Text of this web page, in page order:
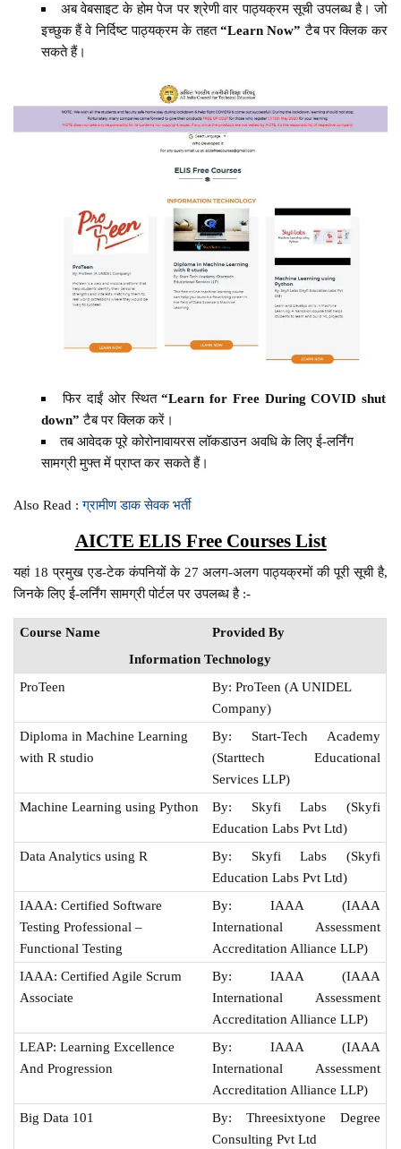
अब वेबसाइट के होम पेज पर श्रेणी वार पाठ्यक्रम सूची उपलब्ध है। जो
इच्छुक हैं वे निर्दिष्ट पाठ्यक्रम के तहत“Learn Now” टैब पर क्लिक कर
सकते हैं।
फिर दाईं ओर स्थित“Learn for Free During COVID shut
down” टैब पर क्लिक करें।
तब आवेदक पूरे कोरोनावायरस लॉकडाउन अवधि के लिए ई-लर्निंग
सामग्री मुफ्त में प्राप्त कर सकते हैं।
Also Read :ग्रामीण डाक सेवक भर्ती
AICTE ELIS Free Courses List
यहां 18 प्रमुख एड-टेक कंपनियों के 27 अलग-अलग पाठ्यक्रमों की पूरी सूची है,
जिनके लिए ई-लर्निंग सामग्री पोर्टल पर उपलब्ध है :-
Course Name
Provided By
Information Technology
ProTeen
By: ProTeen (A UNIDEL
Company)
Diploma in Machine Learning
with R studio
By: Start-Tech Academy
(Starttech Educational
Services LLP)
Machine Learning using Python
By: Skyfi Labs (Skyfi
Education Labs Pvt Ltd)
Data Analytics using R
By: Skyfi Labs (Skyfi
Education Labs Pvt Ltd)
IAAA: Certified Software
Testing Professional –
Functional Testing
By: IAAA (IAAA
International Assessment
Accreditation Alliance LLP)
IAAA: Certified Agile Scrum
Associate
By: IAAA (IAAA
International Assessment
Accreditation Alliance LLP)
LEAP: Learning Excellence
And Progression
By: IAAA (IAAA
International Assessment
Accreditation Alliance LLP)
Big Data 101
By: Threesixtyone Degree
Consulting Pvt Ltd